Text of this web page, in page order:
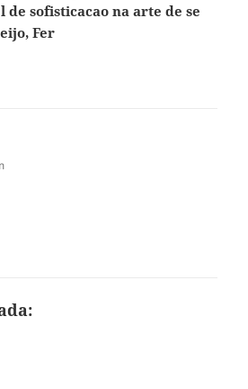
de sofisticacao na arte de se
Fer